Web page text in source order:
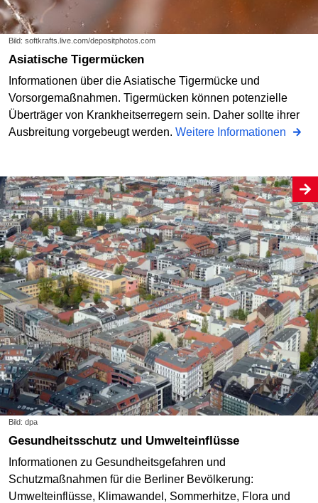
Bild: softkrafts.live.com/depositphotos.com
Asiatische Tigermücken
Informationen über die Asiatische Tigermücke und
Vorsorgemaßnahmen. Tigermücken können potenzielle
Überträger von Krankheitserregern sein. Daher sollte ihrer
Ausbreitung vorgebeugt werden. Weitere Informationen
Bild: dpa
Gesundheitsschutz und Umwelteinflüsse
Informationen zu Gesundheitsgefahren und
Schutzmaßnahmen für die Berliner Bevölkerung:
Umwelteinflüsse, Klimawandel, Sommerhitze, Flora und